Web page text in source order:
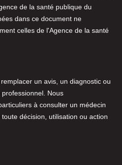
de la santé publique du
dans ce document ne
celles de l'Agence de la santé
un avis, un diagnostic ou
Nous
à consulter un médecin
décision, utilisation ou action